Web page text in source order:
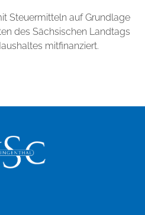
Steuermitteln auf Grundlage
des Sächsischen Landtags
mitfinanziert.